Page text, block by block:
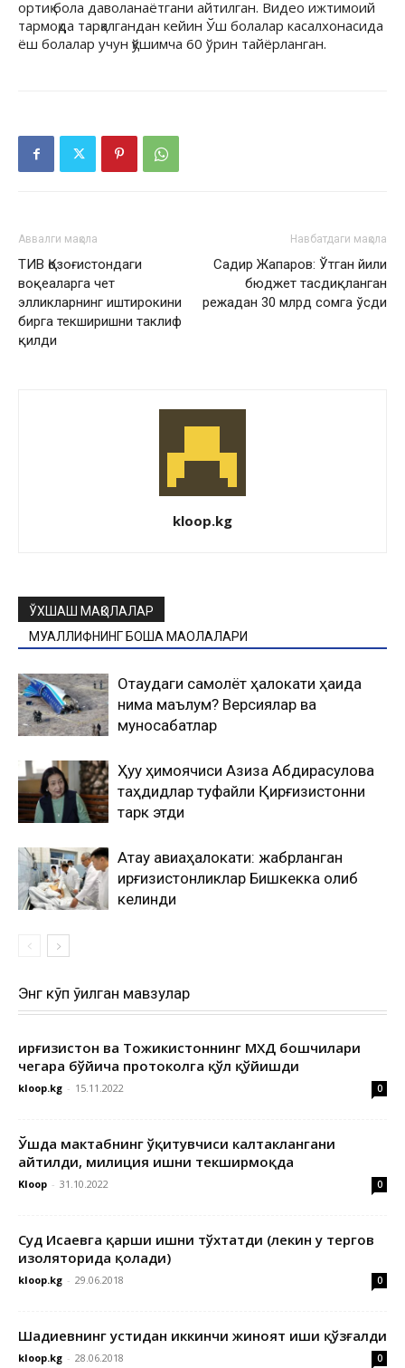
ортиқ бола даволанаётгани айтилган. Видео ижтимоий
тармоқда тарқалгандан кейин Ўш болалар касалхонасида
ёш болалар учун қўшимча 60 ўрин тайёрланган.
Аввалги мақола
ТИВ Қозоғистондаги
воқеаларга чет
элликларнинг иштирокини
бирга текширишни таклиф
қилди
Навбатдаги мақола
Садир Жапаров: Ўтган йили
бюджет тасдиқланган
режадан 30 млрд сомга ўсди
kloop.kg
ЎХШАШ МАҚОЛАЛАР
МУАЛЛИФНИНГ БОШҚА МАҚОЛАЛАРИ
Оқтаудаги самолёт ҳалокати ҳақида
нима маълум? Версиялар ва
муносабатлар
Ҳуқуқ ҳимоячиси Азиза Абдирасулова
таҳдидлар туфайли Қирғизистонни
тарк этди
Ақтау авиаҳалокати: жабрланган
қирғизистонликлар Бишкекка олиб
келинди
Энг кўп ўқилган мавзулар
Қирғизистон ва Тожикистоннинг МХДҚ бошчилари
чегара бўйича протоколга қўл қўйишди
kloop.kg - 15.11.2022 0
Ўшда мактабнинг ўқитувчиси калтаклангани
айтилди, милиция ишни текширмоқда
Kloop - 31.10.2022 0
Суд Исаевга қарши ишни тўхтатди (лекин у тергов
изоляторида қолади)
kloop.kg - 29.06.2018 0
Шадиевнинг устидан иккинчи жиноят иши қўзғалди
kloop.kg - 28.06.2018 0